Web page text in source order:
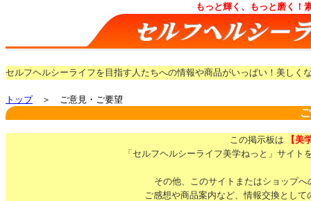
もっと輝く、もっと磨く！
セルフヘルシーライフを目指す人たちへの情報や商品がいっぱい！美しく
トップ＞ ご意見・ご要望
この掲示板は
【美
「セルフヘルシーライフ美学ねっと」サイ
その他、このサイトまたはショップ
ご感想や商品案内など、情報交換とし